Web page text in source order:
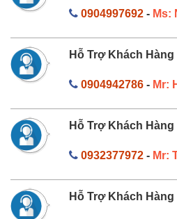
0904997692- Ms:
Hỗ Trợ Khách Hàng
0904942786- Mr:
Hỗ Trợ Khách Hàng
0932377972- Mr:
Hỗ Trợ Khách Hàng